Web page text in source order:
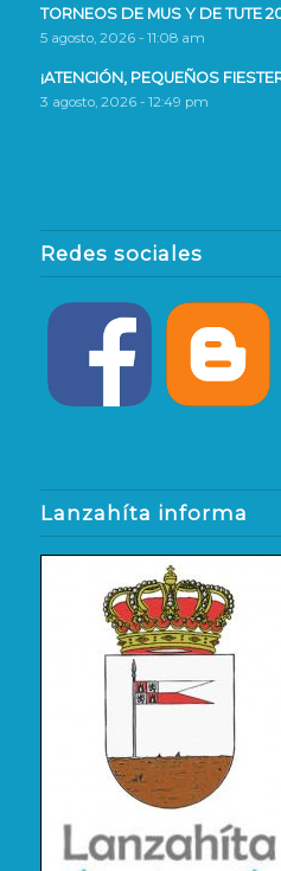
TORNEOS DE MUS Y DE TUTE
5 agosto, 2026 - 11:08 am
¡ATENCIÓN, PEQUEÑOS
3 agosto, 2026 - 12:49 pm
Redes sociales
Lanzahíta informa